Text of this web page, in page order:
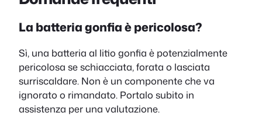
La batteria gonfia è pericolosa?
Sì, una batteria al litio gonfia è potenzialmente
pericolosa se schiacciata, forata o lasciata
surriscaldare. Non è un componente che va
ignorato o rimandato. Portalo subito in
assistenza per una valutazione.